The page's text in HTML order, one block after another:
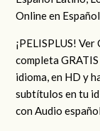
Online en
¡PELISPLUS!
completa
idioma, en HD y
subtítulos en tu
con Audio